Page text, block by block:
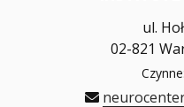
ul.
02-821